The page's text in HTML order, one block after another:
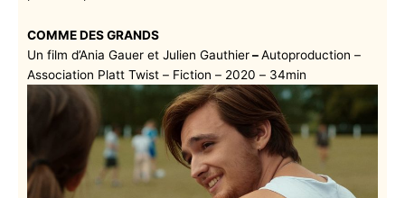
COMME DES GRANDS
Un film d’Ania Gauer et Julien Gauthier–Autoproduction –
Association Platt Twist – Fiction – 2020 – 34min